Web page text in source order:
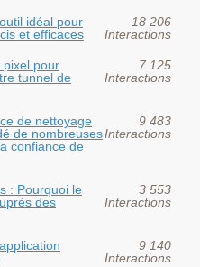
idéal pour
et efficaces
18 206
Interactions
pour
tunnel de
7 125
Interactions
de nettoyage
de nombreuses
confiance de
9 483
Interactions
: Pourquoi le
des
3 553
Interactions
9 140
Interactions